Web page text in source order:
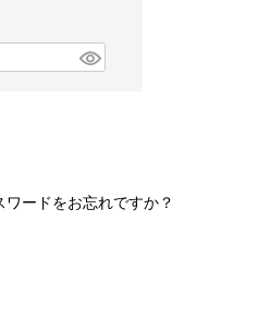
ワードをお忘れですか？